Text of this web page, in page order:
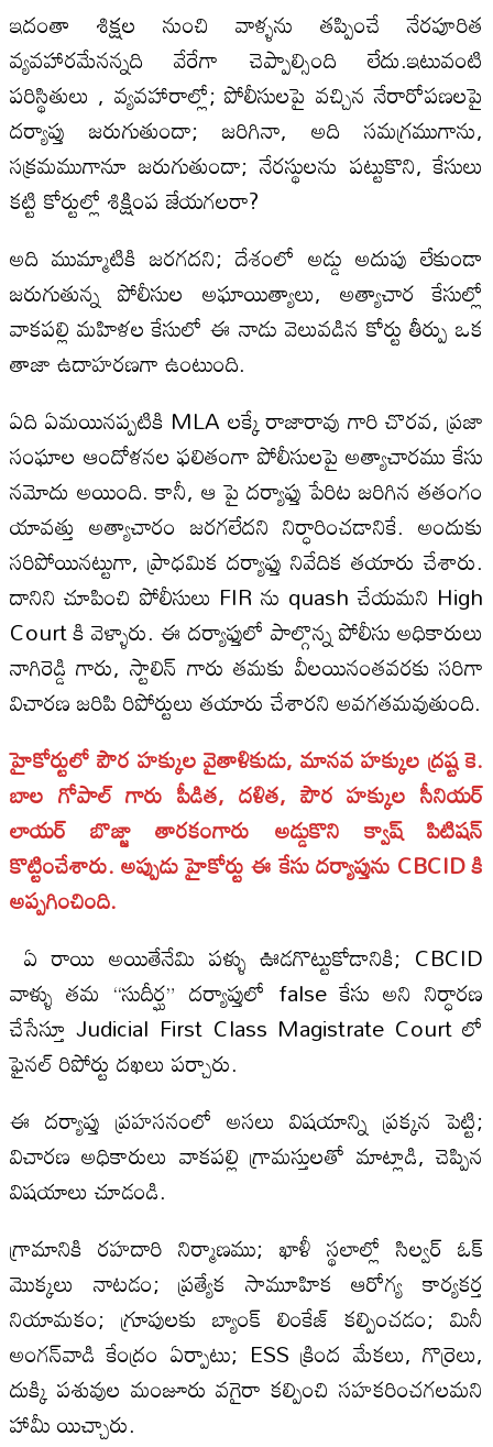
ఇదంతా శిక్షల నుంచి వాళ్ళను తప్పించే నేరపూరిత
వ్యవహారమేనన్నది వేరేగా చెప్పాల్సింది లేదు.ఇటువంటి
పరిస్థితులు , వ్యవహారాల్లో; పోలీసులపై వచ్చిన నేరారోపణలపై
దర్యాప్తు జరుగుతుందా; జరిగినా, అది సమగ్రముగాను,
సక్రమముగానూ జరుగుతుందా; నేరస్థులను పట్టుకొని, కేసులు
కట్టి కోర్టుల్లో శిక్షింప జేయగలరా?
అది ముమ్మాటికి జరగదని; దేశంలో అడ్డు అదుపు లేకుండా
జరుగుతున్న పోలీసుల అఘాయిత్యాలు, అత్యాచార కేసుల్లో
వాకపల్లి మహిళల కేసులో ఈ నాడు వెలువడిన కోర్టు తీర్పు ఒక
తాజా ఉదాహరణగా ఉంటుంది.
ఏది ఏమయినప్పటికి MLA లక్కే రాజారావు గారి చొరవ, ప్రజా
సంఘాల ఆందోళనల ఫలితంగా పోలీసులపై అత్యాచారము కేసు
నమోదు అయింది. కానీ, ఆ పై దర్యాఫ్తు పేరిట జరిగిన తతంగం
యావత్తు అత్యాచారం జరగలేదని నిర్ధారించడానికే. అందుకు
సరిపోయినట్టుగా, ప్రాధమిక దర్యాఫ్తు నివేదిక తయారు చేశారు.
దానిని చూపించి పోలీసులు FIR ను quash చేయమని High
Court కి వెళ్ళారు. ఈ దర్యాఫ్తులో పాల్గొన్న పోలీసు అధికారులు
నాగిరెడ్డి గారు, స్టాలిన్ గారు తమకు వీలయినంతవరకు సరిగా
విచారణ జరిపి రిపోర్టులు తయారు చేశారని అవగతమవుతుంది.
హైకోర్టులో పౌర హక్కుల వైతాళికుడు, మానవ హక్కుల ద్రష్ట కె.
బాల గోపాల్ గారు పీడిత, దళిత, పౌర హక్కుల సీనియర్
లాయర్ బొజ్జా తారకంగారు అడ్డుకొని క్వాష్ పిటిషన్
కొట్టించేశారు. అప్పుడు హైకోర్టు ఈ కేసు దర్యాప్తును CBCID కి
అప్పగించింది.
ఏ రాయి అయితేనేమి పళ్ళు ఊడగొట్టుకోడానికి; CBCID
వాళ్ళు తమ “సుదీర్ఘ” దర్యాప్తులో false కేసు అని నిర్ధారణ
చేసేస్తూ Judicial First Class Magistrate Court లో
ఫైనల్ రిపోర్టు దఖలు పర్చారు.
ఈ దర్యాప్తు ప్రహసనంలో అసలు విషయాన్ని ప్రక్కన పెట్టి;
విచారణ అధికారులు వాకపల్లి గ్రామస్తులతో మాట్లాడి, చెప్పిన
విషయాలు చూడండి.
గ్రామానికి రహదారి నిర్మాణము; ఖాళీ స్థలాల్లో సిల్వర్ ఓక్
మొక్కలు నాటడం; ప్రత్యేక సామూహిక ఆరోగ్య కార్యకర్త
నియామకం; గ్రూపులకు బ్యాంక్ లింకేజ్ కల్పించడం; మినీ
అంగన్‌వాడి కేంద్రం ఏర్పాటు; ESS క్రింద మేకలు, గొర్రెలు,
దుక్కి పశువుల మంజూరు వగైరా కల్పించి సహకరించగలమని
హామీ యిచ్చారు.